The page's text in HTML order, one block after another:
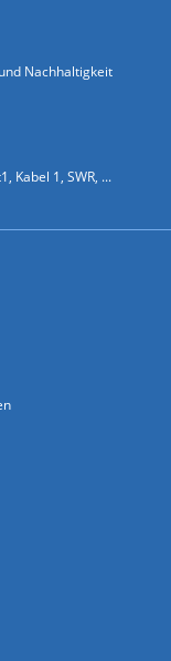
Nachhaltigkeit
Kabel 1, SWR, ...